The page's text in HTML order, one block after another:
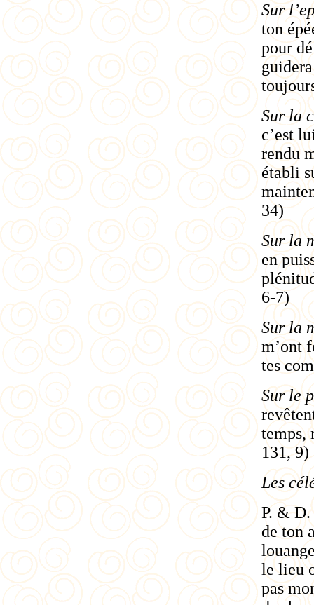
Sur l’
ton
pour
Sur la
c’est
rendu
établi
34)
Sur la
en
6-7)
Sur la
m’ont
tes
Sur le
temps,
131, 9)
Les
P. & D.
de ton
le lieu
pas